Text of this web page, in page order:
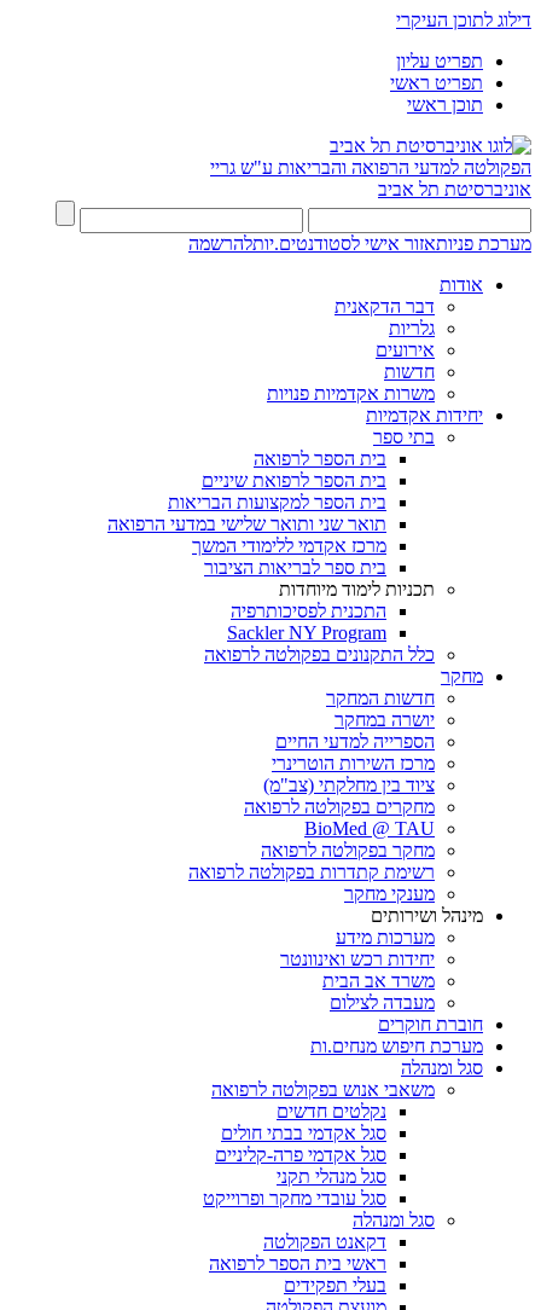
דילוג לתוכן העיקרי
תפריט עליון
תפריט ראשי
תוכן ראשי
הפקולטה למדעי הרפואה והבריאות ע"ש גריי
אוניברסיטת תל אביב
מערכת פניותאזור אישי לסטודנטים.יותלהרשמה
אודות
דבר הדקאנית
גלריות
אירועים
חדשות
משרות אקדמיות פנויות
יחידות אקדמיות
בתי ספר
בית הספר לרפואה
בית הספר לרפואת שיניים
בית הספר למקצועות הבריאות
תואר שני ותואר שלישי במדעי הרפואה
מרכז אקדמי ללימודי המשך
בית ספר לבריאות הציבור
תכניות לימוד מיוחדות
התכנית לפסיכותרפיה
Sackler NY Program
כלל התקנונים בפקולטה לרפואה
מחקר
חדשות המחקר
יושרה במחקר
הספרייה למדעי החיים
מרכז השירות הוטרינרי
ציוד בין מחלקתי (צב"מ)
מחקרים בפקולטה לרפואה
BioMed @ TAU
מחקר בפקולטה לרפואה
רשימת קתדרות בפקולטה לרפואה
מענקי מחקר
מינהל ושירותים
מערכות מידע
יחידות רכש ואינוונטר
משרד אב הבית
מעבדה לצילום
חוברת חוקרים
מערכת חיפוש מנחים.ות
סגל ומנהלה
משאבי אנוש בפקולטה לרפואה
נקלטים חדשים
סגל אקדמי בבתי חולים
סגל אקדמי פרה-קליניים
סגל מנהלי תקני
סגל עובדי מחקר ופרוייקט
סגל ומנהלה
דקאנט הפקולטה
ראשי בית הספר לרפואה
בעלי תפקידים